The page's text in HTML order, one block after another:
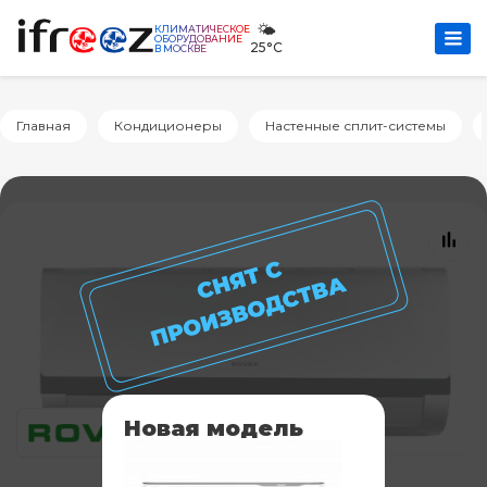
КЛИМАТИЧЕСКОЕ
ОБОРУДОВАНИЕ
В МОСКВЕ
🌤️
25°C
Главная Кондиционеры Настенные сплит-системы
Новая модель